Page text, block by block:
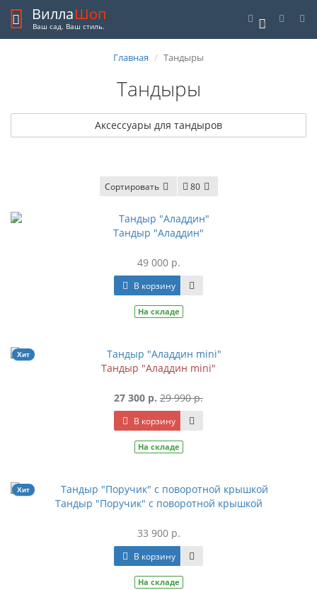
0
ВиллаШоп
Ваш сад. Ваш стиль.
Главная Тандыры
Тандыры
Аксессуары для тандыров
Сортировать 80
Тандыр "Аладдин"
49 000 р.
В корзину
На складе
Хит
Тандыр "Аладдин mini"
27 300 р. 29 990 р.
В корзину
На складе
Хит
Тандыр "Поручик" с поворотной крышкой
33 900 р.
В корзину
На складе